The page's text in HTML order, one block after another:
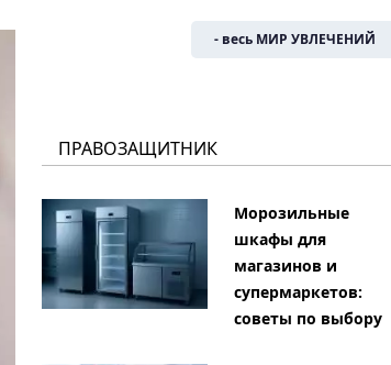
- весь МИР УВЛЕЧЕНИЙ
ПРАВОЗАЩИТНИК
Морозильные
шкафы для
магазинов и
супермаркетов:
советы по выбору